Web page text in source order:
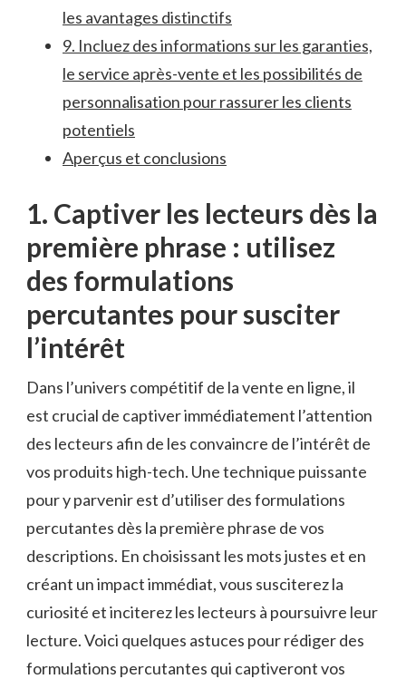
les avantages ​distinctifs
9. Incluez des informations sur ‌les garanties,
le service​ après-vente ⁣et les possibilités de
personnalisation pour rassurer les clients
potentiels
Aperçus et conclusions
1. Captiver les ⁣lecteurs dès la
première phrase⁢ : utilisez
des ⁢formulations
percutantes pour susciter
l’intérêt
Dans l’univers ⁣compétitif de la vente en ligne, il
est‌ crucial de captiver immédiatement l’attention
des lecteurs afin de les⁤ convaincre de l’intérêt​ de ​
vos produits ⁣high-tech. Une ⁤technique puissante
pour y⁣ parvenir‌ est d’utiliser des⁢ formulations
percutantes dès la première phrase ⁤de vos
descriptions.⁢ En choisissant les‌ mots ⁣justes‌ et en
créant un impact immédiat, vous susciterez​ la
curiosité et inciterez ⁤les lecteurs à poursuivre ​leur
⁣lecture. Voici quelques astuces pour‍ rédiger ⁣des
formulations percutantes qui captiveront⁢ vos